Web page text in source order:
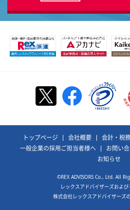
トップページ 会社概要
会計・税
一般企業の採用ご担当者様へ
お問い
お知らせ
©REX ADVISORS Co., Ltd. All
レックスアドバイザーズおよび
株式会社レックスアドバイザーズ